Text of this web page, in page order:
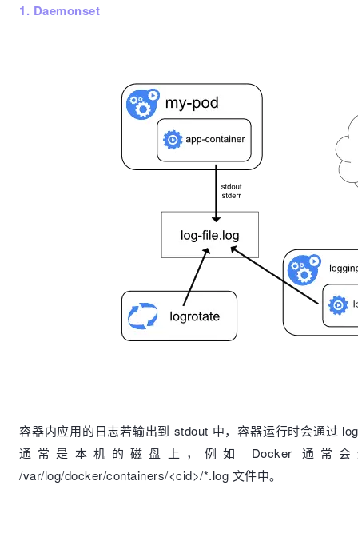
1. Daemonset
容器内应用的日志若输出到 stdout 中，容器运行时会通过
通常是本机的磁盘上，例如 Docker 通常会
/var/log/docker/containers/<cid>/*.log 文件中。